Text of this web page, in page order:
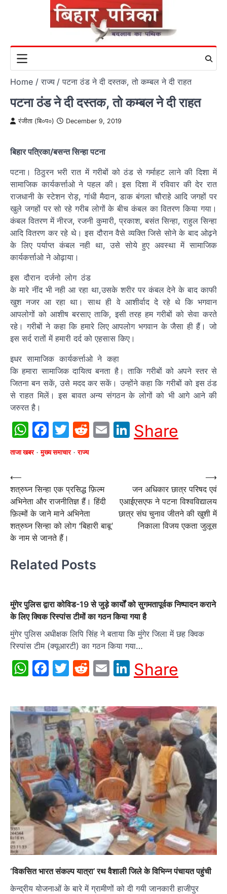
Home राज्य पटना ठंड ने दी दस्तक, तो कम्बल ने दी राहत
पटना ठंड ने दी दस्तक, तो कम्बल ने दी राहत
रंजीता (बि०प०) December 9, 2019
बिहार पत्रिका/बसन्त सिन्हा पटना
पटना। ठिठुरन भरी रात में गरीबों को ठंड से गर्माहट लाने की दिशा में
सामाजिक कार्यकर्त्ताओ ने पहल की। इस दिशा में रविवार की देर रात
राजधानी के स्टेशन रोड़, गांधी मैदान, डाक बंगला चौराहे आदि जगहों पर
खुले जगहों पर सो रहे गरीब लोगों के बीच कंबल का वितरण किया गया।
कंबल वितरण में नीरज, रजनी कुमारी, प्रकाश, बसंत सिन्हा, राहुल सिन्हा
आदि वितरण कर रहे थे। इस दौरान वैसे व्यक्ति जिसे सोने के बाद ओढ़ने
के लिए पर्याप्त कंबल नही था, उसे सोये हुए अवस्था में सामाजिक
कार्यकर्त्ताओ ने ओढ़ाया।
इस दौरान दर्जनो लोग ठंड
के मारे नींद भी नही आ रहा था,उसके शरीर पर कंबल देने के बाद काफी
खुश नजर आ रहा था। साथ ही वे आशीर्वाद दे रहे थे कि भगवान
आपलोगों को आशीष बरसाए ताकि, इसी तरह हम गरीबों को सेवा करते
रहे। गरीबों ने कहा कि हमारे लिए आपलोग भगवान के जैसा ही हैं। जो
इस सर्द रातों में हमारी दर्द को एहसास किए।
इधर सामाजिक कार्यकर्त्ताओ ने कहा
कि हमारा सामाजिक दायित्व बनता है। ताकि गरीबों को अपने स्तर से
जितना बन सकें, उसे मदद कर सकें। उन्होंने कहा कि गरीबों को इस ठंड
से राहत मिलें। इस बावत अन्य संगठन के लोगों को भी आगे आने की
जरुरत है।
WhatsApp
Facebook
Twitter
Reddit
EmailLinkedIn
Share
ताजा खबर मुख्य समाचार राज्य
Post
navigation
⟵
शत्रुघ्न सिन्हा एक प्रसिद्ध फ़िल्म
अभिनेता और राजनीतिज्ञ हैं। हिंदी
फ़िल्मों के जाने माने अभिनेता
शत्रुघ्न सिन्हा को लोग ‘बिहारी बाबू’
के नाम से जानते हैं।
जन अधिकार छात्र परिषद एवं
एआईएसएफ ने पटना विश्वविद्यालय
छात्र संघ चुनाव जीतने की खुशी में
निकाला विजय एकता जुलूस
⟶
Related Posts
मुंगेर पुलिस द्वारा कोविड-19 से जुड़े कार्यों को सुगमतापूर्वक निष्पादन कराने
के लिए क्विक रिस्पांस टीमों का गठन किया गया है
मुंगेर पुलिस अधीक्षक लिपि सिंह ने बताया कि मुंगेर जिला में छह क्विक
रिस्पांस टीम (क्यूआरटी) का गठन किया गया…
WhatsApp
Facebook
Twitter
Reddit
EmailLinkedIn
Share
‘विकसित भारत संकल्प यात्रा’ रथ वैशाली जिले के विभिन्न पंचायत पहुंची
केन्द्रीय योजनाओं के बारे में ग्रामीणों को दी गयी जानकारी हाजीपुर